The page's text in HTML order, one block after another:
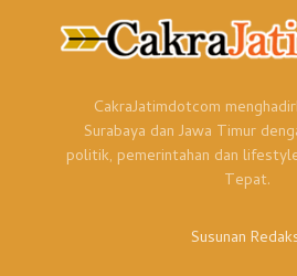
CakraJatimdotcom
Surabaya dan Jawa Timur
politik, pemerintahan dan
Tepat.
Susunan